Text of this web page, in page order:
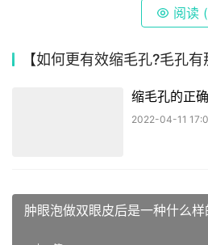
阅读 (
【如何更有效缩毛孔?毛孔
缩毛孔的正
2022-04-11
肿眼泡做双眼皮后是一种什么样